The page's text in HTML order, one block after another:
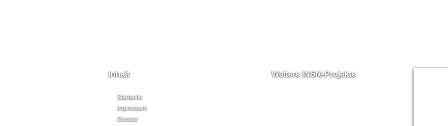
Inhalt
Startseite
Impressum
Glossar
Weitere INSM-Projekte